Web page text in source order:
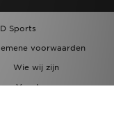
Sports
voorwaarden
Wie wij zijn
Vacatures